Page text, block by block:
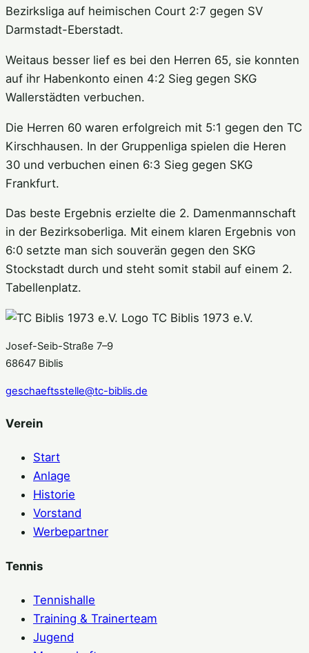
Bezirksliga auf heimischen Court 2:7 gegen SV
Darmstadt-Eberstadt.
Weitaus besser lief es bei den Herren 65, sie konnten
auf ihr Habenkonto einen 4:2 Sieg gegen SKG
Wallerstädten verbuchen.
Die Herren 60 waren erfolgreich mit 5:1 gegen den TC
Kirschhausen. In der Gruppenliga spielen die Heren
30 und verbuchen einen 6:3 Sieg gegen SKG
Frankfurt.
Das beste Ergebnis erzielte die 2. Damenmannschaft
in der Bezirksoberliga. Mit einem klaren Ergebnis von
6:0 setzte man sich souverän gegen den SKG
Stockstadt durch und steht somit stabil auf einem 2.
Tabellenplatz.
TC Biblis 1973 e.V.
Josef-Seib-Straße 7–9
68647 Biblis
geschaeftsstelle@tc-biblis.de
Verein
Start
Anlage
Historie
Vorstand
Werbepartner
Tennis
Tennishalle
Training & Trainerteam
Jugend